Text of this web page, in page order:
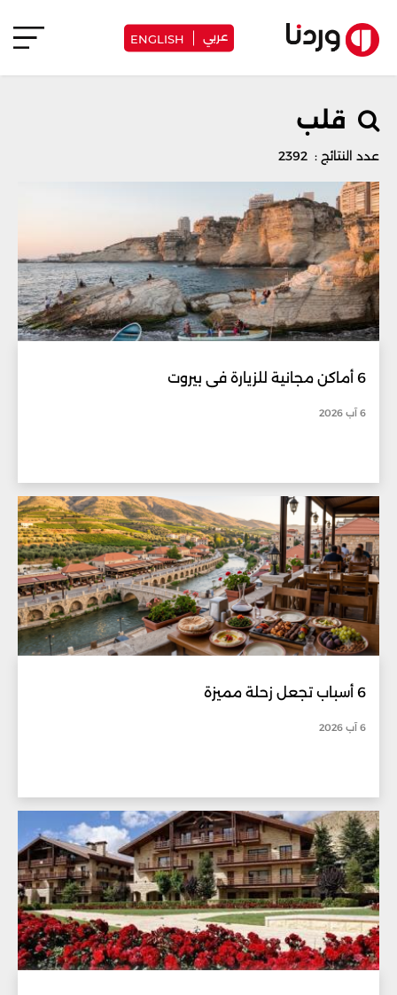
عربي ENGLISH
قلب
عدد النتائج : 2392
6 أماكن مجانية للزيارة في بيروت
6 آب 2026
6 أسباب تجعل زحلة مميزة
6 آب 2026